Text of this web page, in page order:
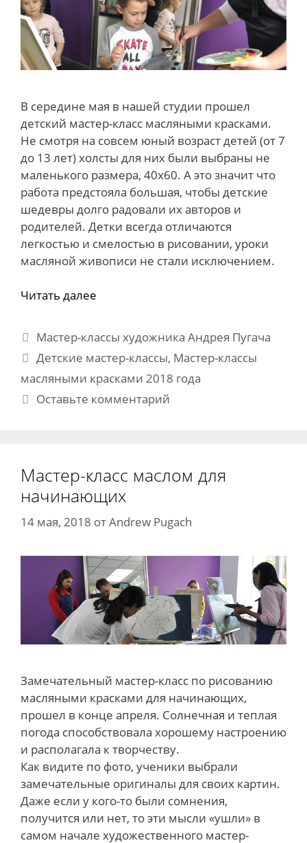
В середине мая в нашей студии прошел
детский мастер-класс масляными красками.
Не смотря на совсем юный возраст детей (от 7
до 13 лет) холсты для них были выбраны не
маленького размера, 40х60. А это значит что
работа предстояла большая, чтобы детские
шедевры долго радовали их авторов и
родителей. Детки всегда отличаются
легкостью и смелостью в рисовании, уроки
масляной живописи не стали исключением.
Читать далее
Рубрики
Мастер-классы художника Андрея Пугача
Метки
Детские мастер-классы, Мастер-классы
масляными красками 2018 года
Оставьте комментарий
Мастер-класс маслом для
начинающих
14 мая, 2018 отAndrew Pugach
Замечательный мастер-класс по рисованию
масляными красками для начинающих,
прошел в конце апреля. Солнечная и теплая
погода способствовала хорошему настроению
и располагала к творчеству.
Как видите по фото, ученики выбрали
замечательные оригиналы для своих картин.
Даже если у кого-то были сомнения,
получится или нет, то эти мысли «ушли» в
самом начале художественного мастер-